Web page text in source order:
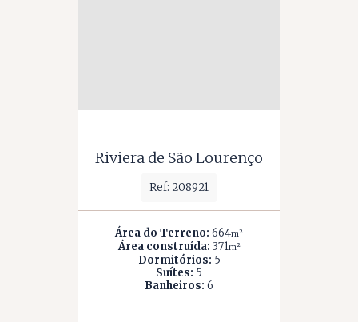
Riviera de São Lourenço
Ref: 208921
Área do Terreno: 664m²
Área construída: 371m²
Dormitórios: 5
Suítes: 5
Banheiros: 6